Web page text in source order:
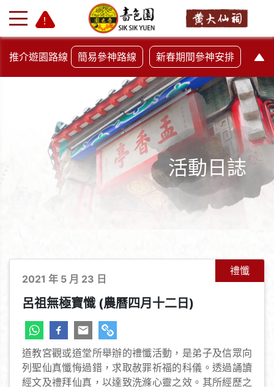
+
推介遊園路線 簡易參神路線 新春期間參神安排
活動日誌
禮懺
2021 年 5 月 23 日
呂祖無極寶懺 (農曆四月十二日)
道教宮觀或道堂所舉辦的禮懺活動，是弟子及信眾向
列聖仙真懺悔過錯，求取赦罪祈福的科儀。透過誦讀
經文及禮拜仙真，以達致洗滌心靈之效。其所經歷之